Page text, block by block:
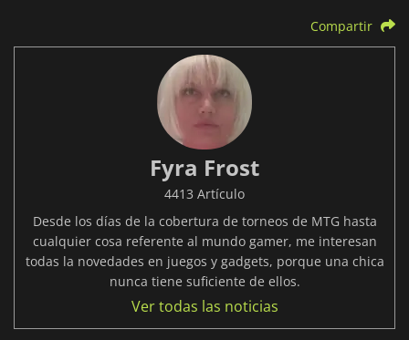
Compartir
Fyra Frost
4413 Artículo
Desde los días de la cobertura de torneos de MTG hasta
cualquier cosa referente al mundo gamer, me interesan
todas la novedades en juegos y gadgets, porque una chica
nunca tiene suficiente de ellos.
Ver todas las noticias